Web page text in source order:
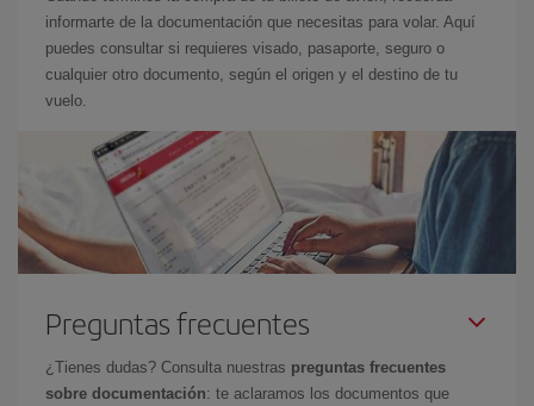
informarte de la documentación que necesitas para volar. Aquí
puedes consultar si requieres visado, pasaporte, seguro o
cualquier otro documento, según el origen y el destino de tu
vuelo.
Preguntas frecuentes
¿Tienes dudas? Consulta nuestras preguntas frecuentes
sobre documentación: te aclaramos los documentos que